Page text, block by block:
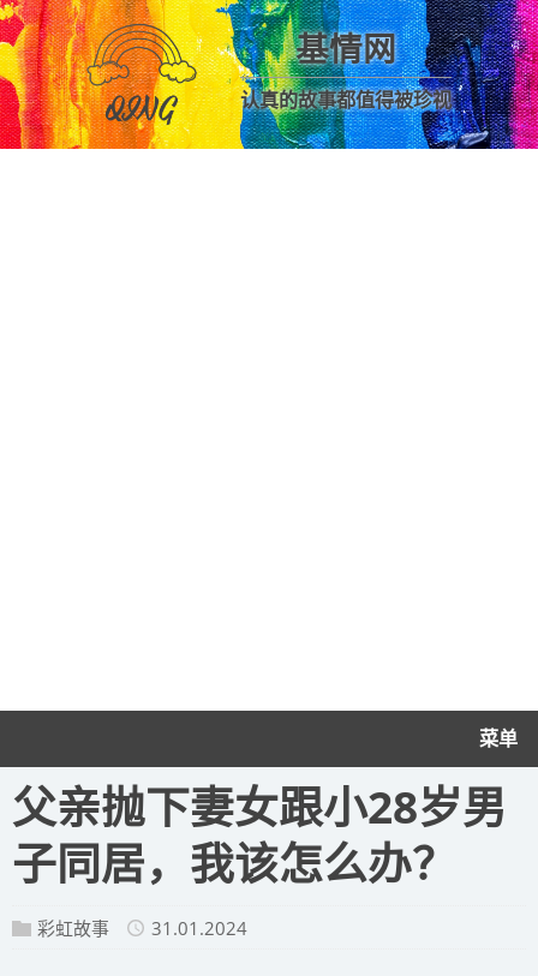
基情网
认真的故事都值得被珍视
菜单
​父亲抛下妻女跟小28岁男
子同居，我该怎么办？
彩虹故事 31.01.2024